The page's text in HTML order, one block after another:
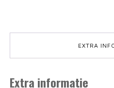
EXTRA
Extra informatie